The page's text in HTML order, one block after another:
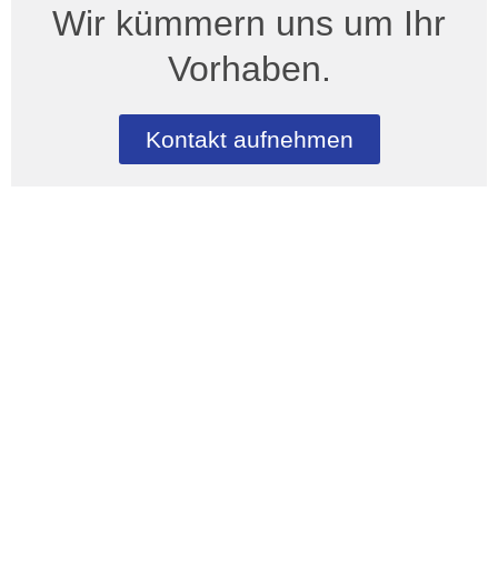
Wir kümmern uns um Ihr
Vorhaben.
Kontakt aufnehmen